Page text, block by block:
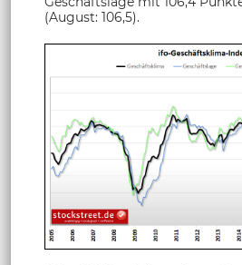
(August: 106,5).